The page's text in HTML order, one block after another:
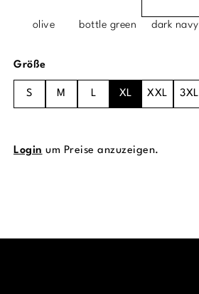
olive bottle green dark navy
Größeauswählen
S M L XL XXL 3XL
Login um Preise anzuzeigen.